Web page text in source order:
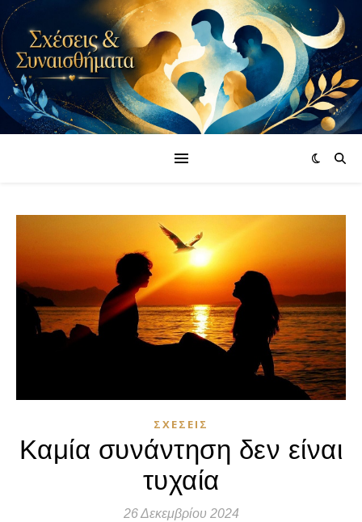
ΣΧΈΣΕΙΣ
Καμία συνάντηση δεν είναι
τυχαία
26 Δεκεμβρίου 2024